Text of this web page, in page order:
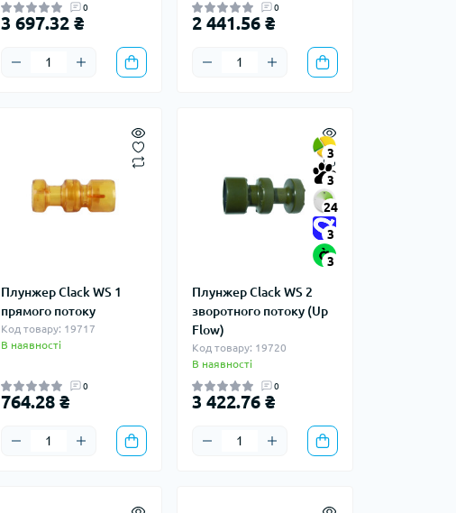
0
3 697.32 ₴
0
2 441.56 ₴
Плунжер Clack WS 1
прямого потоку
Код товару: 19717
В наявності
0
764.28 ₴
3
3
24
3
3
Плунжер Clack WS 2
зворотного потоку (Up
Flow)
Код товару: 19720
В наявності
0
3 422.76 ₴